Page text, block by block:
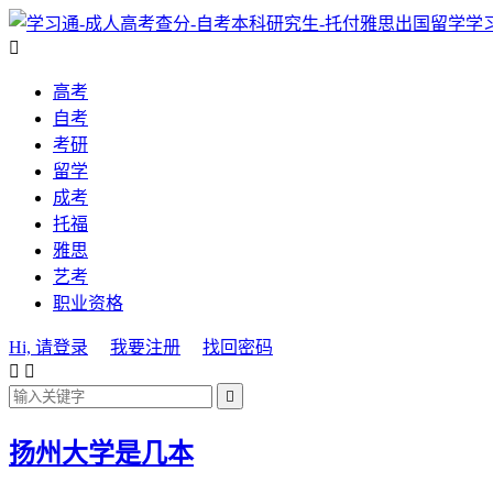
学

高考
自考
考研
留学
成考
托福
雅思
艺考
职业资格
Hi, 请登录 我要注册
找回密码
 

扬州大学是几本